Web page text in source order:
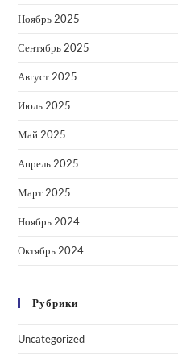
Ноябрь 2025
Сентябрь 2025
Август 2025
Июль 2025
Май 2025
Апрель 2025
Март 2025
Ноябрь 2024
Октябрь 2024
Рубрики
Uncategorized